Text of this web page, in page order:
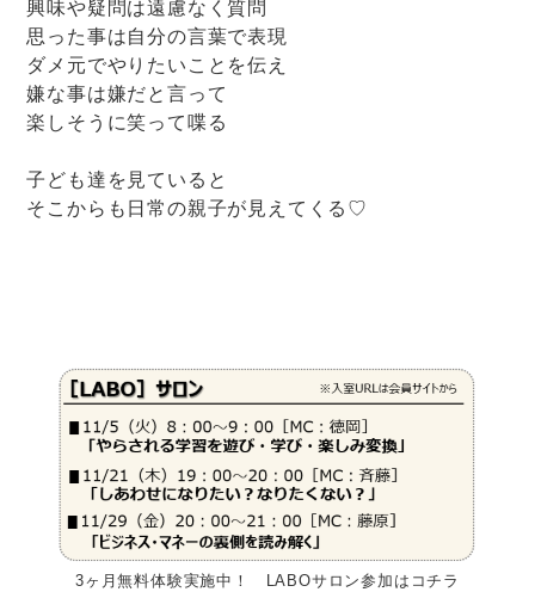
興味や疑問は遠慮なく質問
思った事は自分の言葉で表現
ダメ元でやりたいことを伝え
嫌な事は嫌だと言って
楽しそうに笑って喋る
子ども達を見ていると
そこからも日常の親子が見えてくる♡
3ヶ月無料体験実施中！ LABOサロン参加はコチラ